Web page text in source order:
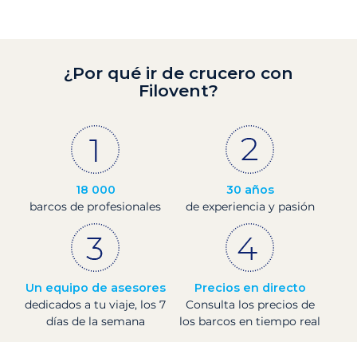
¿Por qué ir de crucero con
Filovent?
18 000
barcos de profesionales
30 años
de experiencia y pasión
Un equipo de asesores
dedicados a tu viaje, los 7
días de la semana
Precios en directo
Consulta los precios de
los barcos en tiempo real